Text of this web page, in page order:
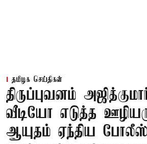
தமிழக செய்திகள்
திருப்புவனம்
வீடியோ எடுத்த
ஆயுதம் ஏந்திய போலீஸ்